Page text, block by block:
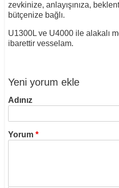
zevkinize, anlayışınıza,
bütçenize bağlı.
U1300L ve U4000 ile alakalı
ibarettir vesselam.
Yeni yorum ekle
Adınız
Yorum